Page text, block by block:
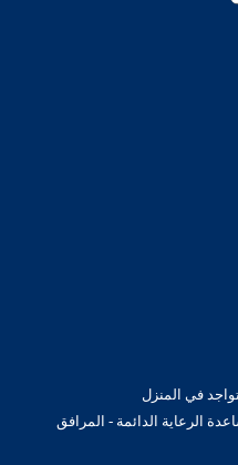
في المنزل
الرعاية الدائمة - المرافق